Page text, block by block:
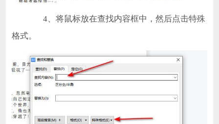
4、将鼠标放在查找内容框中，然后点击特殊
格式。